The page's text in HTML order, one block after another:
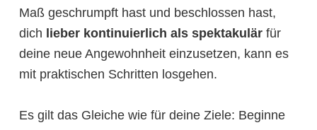
Maß geschrumpft hast und beschlossen hast,
dich lieber kontinuierlich als spektakulär für
deine neue Angewohnheit einzusetzen, kann es
mit praktischen Schritten losgehen.
Es gilt das Gleiche wie für deine Ziele: Beginne